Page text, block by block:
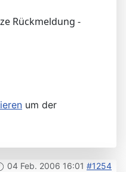
Rückmeldung -
um der
04 Feb. 2006 16:01 #1254